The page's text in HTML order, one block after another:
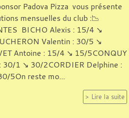
Padova Pizza vous présente
mensuelles du club :📉
BICHO Alexis : 15/4 ↘️
Valentin : 30/5 ↘️
Antoine : 15/4 ↘️ 15/5CONQUY
30/1 ↘️ 30/2CORDIER Delphine :
5On reste mo...
Lire la suite